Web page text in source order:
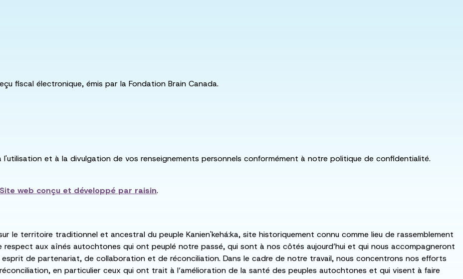
fiscal électronique, émis par la Fondation Brain Canada.
et à la divulgation de vos renseignements personnels conformément à notre politique de confidentialité.
Site web conçu et développé par raisin.
le territoire traditionnel et ancestral du peuple Kanien'kehá:ka, site historiquement connu comme lieu de rassemblement
aux aînés autochtones qui ont peuplé notre passé, qui sont à nos côtés aujourd’hui et qui nous accompagneront
esprit de partenariat, de collaboration et de réconciliation. Dans le cadre de notre travail, nous concentrons nos efforts
en particulier ceux qui ont trait à l’amélioration de la santé des peuples autochtones et qui visent à faire